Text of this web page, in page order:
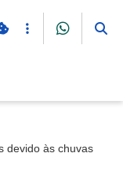
devido às chuvas